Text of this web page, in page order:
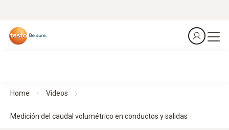
Home Videos
Medición del caudal volumétrico en conductos y salidas